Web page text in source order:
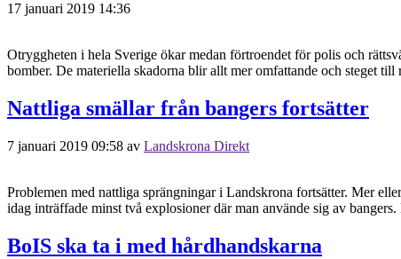
17 januari 2019 14:36
Otryggheten i hela Sverige ökar medan förtroendet för polis och
bomber. De materiella skadorna blir allt mer omfattande och steget
Nattliga smällar från bangers fortsätter
7 januari 2019 09:58 av Landskrona Direkt
Problemen med nattliga sprängningar i Landskrona fortsätter. Mer
idag inträffade minst två explosioner där man använde sig av
BoIS ska ta i med hårdhandskarna